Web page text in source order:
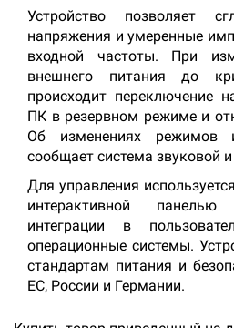
Устройство позволяет
напряжения и умеренные
входной частоты. При
внешнего питания до
происходит переключение
ПК в резервном режиме и
Об изменениях режимов
сообщает система звуковой
Для управления
интерактивной
интеграции в
операционные системы.
стандартам питания и
ЕС, России и Германии.